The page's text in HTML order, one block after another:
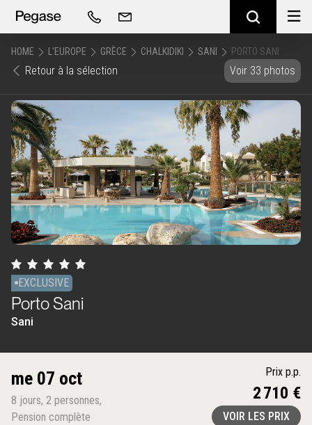
HOME L'EUROPE GRÈCE CHALKIDIKI SANI PORTO SANI
Retour à la sélection Voir 33 photos
EXCLUSIVE
Porto Sani
Sani
me 07 oct
8 jours, 2 personnes,
Pension complète
Prix p.p.
2 710 €
VOIR LES PRIX